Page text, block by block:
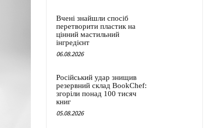
Вчені знайшли спосіб
перетворити пластик на
цінний мастильний
інгредієнт
06.08.2026
Російський удар знищив
резервний склад BookChef:
згоріли понад 100 тисяч
книг
05.08.2026